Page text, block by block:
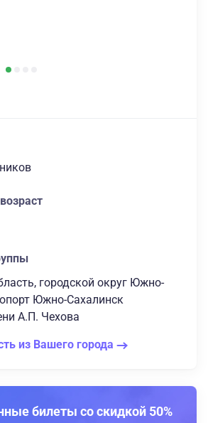
городской округ Южно-
Южно-Сахалинск
А.П. Чехова
из Вашего города
билеты со скидкой 50%